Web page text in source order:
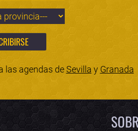
las agendas deSevilla y Granada